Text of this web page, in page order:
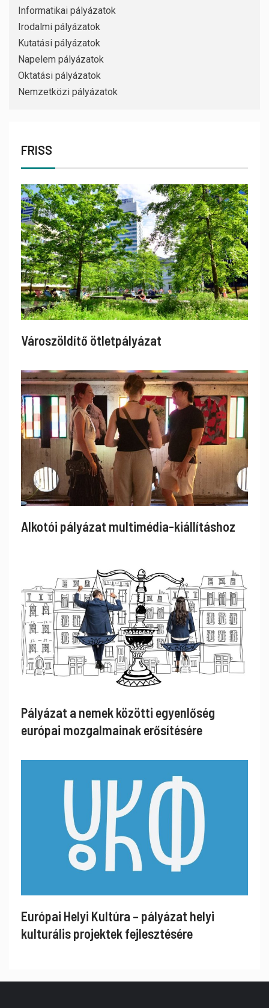
Informatikai pályázatok
Irodalmi pályázatok
Kutatási pályázatok
Napelem pályázatok
Oktatási pályázatok
Nemzetközi pályázatok
FRISS
Városzöldítő ötletpályázat
Alkotói pályázat multimédia-kiállításhoz
Pályázat a nemek közötti egyenlőség
európai mozgalmainak erősítésére
Európai Helyi Kultúra – pályázat helyi
kulturális projektek fejlesztésére